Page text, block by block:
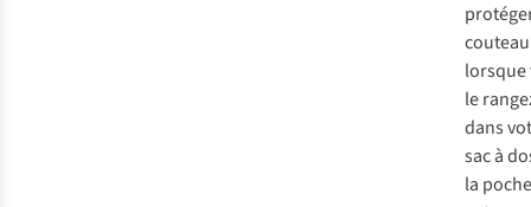
couteau
lorsque
le
dans
sac à
la